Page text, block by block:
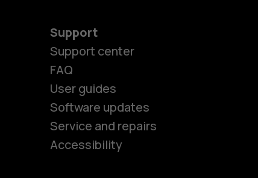
Support
Support center
FAQ
User guides
Software updates
Service and repairs
Accessibility